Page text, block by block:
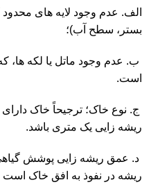
الف. عدم وجود لایه های
بستر، سطح آب)؛
ب. عدم وجود ماتل یا لکه
است.
ج. نوع خاک؛ ترجیحاً خاک
ریشه زایی یک متری باشد.
د. عمق ریشه زایی پوشش
ریشه در نفوذ به افق خاک است